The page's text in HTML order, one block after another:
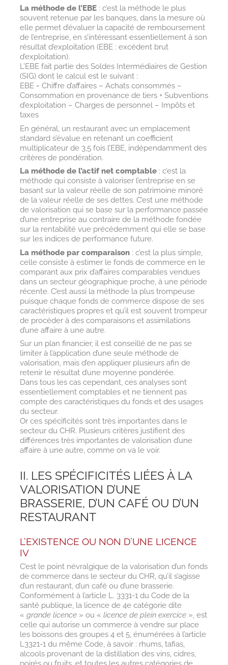
La méthode de l’EBE: c’est la méthode le plus
souvent retenue par les banques, dans la mesure où
elle permet d’évaluer la capacité de remboursement
de l’entreprise, en s’intéressant essentiellement à son
résultat d’exploitation (EBE : excédent brut
d’exploitation).
L’EBE fait partie des Soldes Intermédiaires de Gestion
(SIG) dont le calcul est le suivant :
EBE = Chiffre d’affaires – Achats consommés –
Consommation en provenance de tiers + Subventions
d’exploitation – Charges de personnel – Impôts et
taxes
En général, un restaurant avec un emplacement
standard s’évalue en retenant un coefficient
multiplicateur de 3,5 fois l’EBE, indépendamment des
critères de pondération.
La méthode de l’actif net comptable: c’est la
méthode qui consiste à valoriser l’entreprise en se
basant sur la valeur réelle de son patrimoine minoré
de la valeur réelle de ses dettes. C’est une méthode
de valorisation qui se base sur la performance passée
d’une entreprise au contraire de la méthode fondée
sur la rentabilité vue précédemment qui elle se base
sur les indices de performance future.
La méthode par comparaison: c’est la plus simple,
celle consiste à estimer le fonds de commerce en le
comparant aux prix d’affaires comparables vendues
dans un secteur géographique proche, à une période
récente. C’est aussi la méthode la plus trompeuse
puisque chaque fonds de commerce dispose de ses
caractéristiques propres et qu’il est souvent trompeur
de procéder à des comparaisons et assimilations
d’une affaire à une autre.
Sur un plan financier, il est conseillé de ne pas se
limiter à l’application d’une seule méthode de
valorisation, mais d’en appliquer plusieurs afin de
retenir le résultat d’une moyenne pondérée.
Dans tous les cas cependant, ces analyses sont
essentiellement comptables et ne tiennent pas
compte des caractéristiques du fonds et des usages
du secteur.
Or ces spécificités sont très importantes dans le
secteur du CHR. Plusieurs critères justifient des
différences très importantes de valorisation d’une
affaire à une autre, comme on va le voir.
II. LES SPÉCIFICITÉS LIÉES À LA
VALORISATION D’UNE
BRASSERIE, D’UN CAFÉ OU D’UN
RESTAURANT
L’EXISTENCE OU NON D’UNE LICENCE
IV
C’est le point névralgique de la valorisation d’un fonds
de commerce dans le secteur du CHR, qu’il s’agisse
d’un restaurant, d’un café ou d’une brasserie.
Conformément à l’article L. 3331-1 du Code de la
santé publique, la licence de 4e catégorie dite
« grande licence» ou « licence de plein exercice», est
celle qui autorise un commerce à vendre sur place
les boissons des groupes 4 et 5, énumérées à l’article
L3321-1 du même Code, à savoir : rhums, tafias,
alcools provenant de la distillation des vins, cidres,